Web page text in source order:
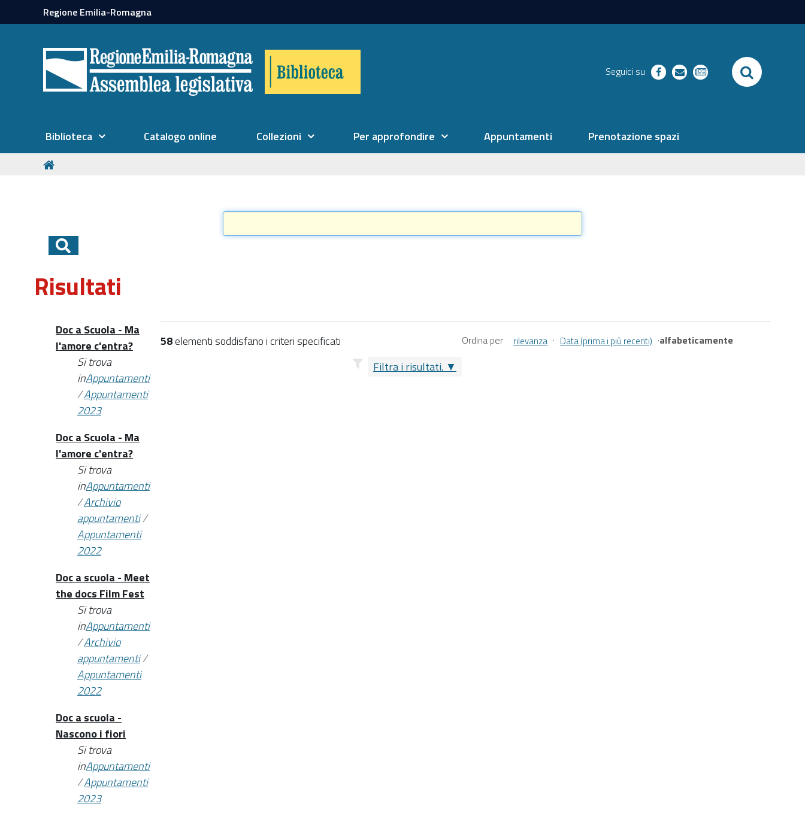
Regione Emilia-Romagna
Seguici su facebookrichiestenewsletter SEARCH
Biblioteca Catalogo online Collezioni Per approfondire Appuntamenti Prenotazione spazi
Risultati
58elementi soddisfano i criteri specificati
Filtra i risultati.
Ordina per rilevanza · Data (prima i più recenti) ·alfabeticamente
Doc a Scuola - Ma
l'amore c'entra?
Si trova
inAppuntamenti
/Appuntamenti
2023
Doc a Scuola - Ma
l'amore c'entra?
Si trova
inAppuntamenti
/Archivio
appuntamenti/
Appuntamenti
2022
Doc a scuola - Meet
the docs Film Fest
Si trova
inAppuntamenti
/Archivio
appuntamenti/
Appuntamenti
2022
Doc a scuola -
Nascono i fiori
Si trova
inAppuntamenti
/Appuntamenti
2023